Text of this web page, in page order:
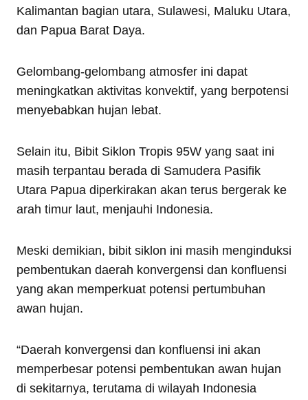
Kalimantan bagian utara, Sulawesi, Maluku Utara,
dan Papua Barat Daya.
Gelombang-gelombang atmosfer ini dapat
meningkatkan aktivitas konvektif, yang berpotensi
menyebabkan hujan lebat.
Selain itu, Bibit Siklon Tropis 95W yang saat ini
masih terpantau berada di Samudera Pasifik
Utara Papua diperkirakan akan terus bergerak ke
arah timur laut, menjauhi Indonesia.
Meski demikian, bibit siklon ini masih menginduksi
pembentukan daerah konvergensi dan konfluensi
yang akan memperkuat potensi pertumbuhan
awan hujan.
“Daerah konvergensi dan konfluensi ini akan
memperbesar potensi pembentukan awan hujan
di sekitarnya, terutama di wilayah Indonesia